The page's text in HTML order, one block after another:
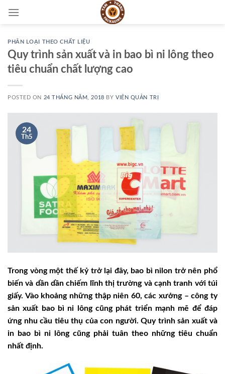
PHÂN LOẠI THEO CHẤT LIỆU
Quy trình sản xuất và in bao bì ni lông theo
tiêu chuẩn chất lượng cao
POSTED ON 24 THÁNG NĂM, 2018 BY VIÊN QUẢN TRỊ
24
Th5
Trong vòng một thế kỷ trở lại đây, bao bì nilon trở nên phổ
biến và dần dần chiếm lĩnh thị trường và cạnh tranh với túi
giấy. Vào khoảng những thập niên 60, các xưởng – công ty
sản xuất bao bì ni lông cũng phát triển mạnh mẽ để đáp
ứng nhu cầu tiêu thụ của con người. Quy trình sản xuất và
in bao bì ni lông cũng phải tuân theo những tiêu chuẩn
nhất định.